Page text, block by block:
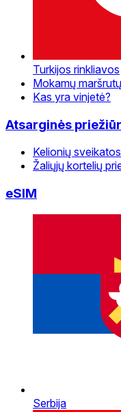
Turkijos rinkliavos
Mokamų
Kas yra vinjetė?
Atsarginės
Kelionių
Žaliųjų kortelių
eSIM
Serbija